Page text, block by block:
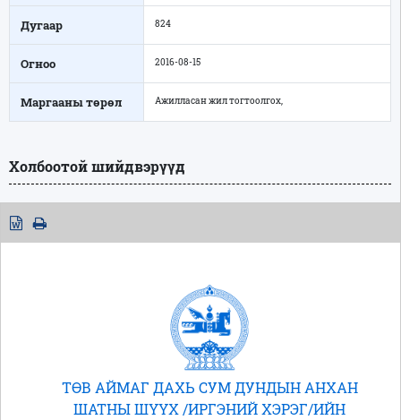
Дугаар 824
Огноо 2016-08-15
Маргааны төрөл Ажилласан жил тогтоолгох,
Холбоотой шийдвэрүүд
ТӨВ АЙМАГ ДАХЬ СУМ ДУНДЫН АНХАН
ШАТНЫ ШҮҮХ /ИРГЭНИЙ ХЭРЭГ/ИЙН